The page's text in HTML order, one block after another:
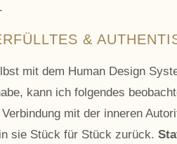
&
mit dem Human Design
kann ich folgendes
mit der inneren
sie Stück für Stück zurück.